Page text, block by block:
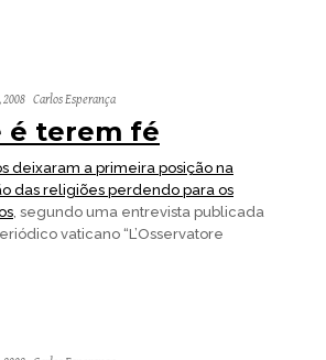
2008 Carlos Esperança
é terem fé
deixaram a primeira posição na
das religiões perdendo para os
, segundo uma entrevista publicada
vaticano “L’Osservatore